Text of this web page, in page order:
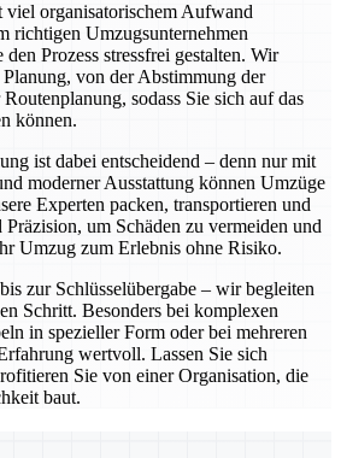
organisatorischem Aufwand
richtigen Umzugsunternehmen
Prozess stressfrei gestalten. Wir
Planung, von der Abstimmung der
sodass Sie sich auf das
können.
ist dabei entscheidend – denn nur mit
moderner Ausstattung können Umzüge
Experten packen, transportieren und
um Schäden zu vermeiden und
Umzug zum Erlebnis ohne Risiko.
zur Schlüsselübergabe – wir begleiten
Schritt. Besonders bei komplexen
in spezieller Form oder bei mehreren
wertvoll. Lassen Sie sich
Sie von einer Organisation, die
baut.